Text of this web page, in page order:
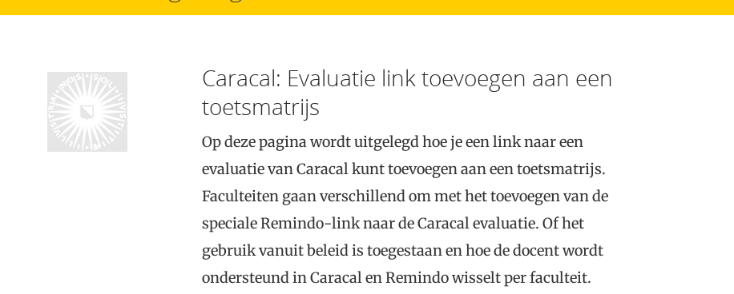
Caracal: Evaluatie link toevoegen aan een
toetsmatrijs
Op deze pagina wordt uitgelegd hoe je een link naar een
evaluatie van Caracal kunt toevoegen aan een toetsmatrijs.
Faculteiten gaan verschillend om met het toevoegen van de
speciale Remindo-link naar de Caracal evaluatie. Of het
gebruik vanuit beleid is toegestaan en hoe de docent wordt
ondersteund in Caracal en Remindo wisselt per faculteit.